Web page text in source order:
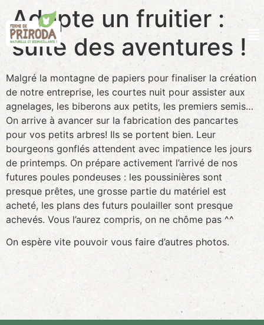
Adopte un fruitier :
suite des aventures !
Malgré la montagne de papiers pour finaliser la création
de notre entreprise, les courtes nuit pour assister aux
agnelages, les biberons aux petits, les premiers semis…
On arrive à avancer sur la fabrication des pancartes
pour vos petits arbres! Ils se portent bien. Leur
bourgeons gonflés attendent avec impatience les jours
de printemps. On prépare activement l’arrivé de nos
futures poules pondeuses : les poussinières sont
presque prêtes, une grosse partie du matériel est
acheté, les plans des futurs poulailler sont presque
achevés. Vous l’aurez compris, on ne chôme pas ^^
On espère vite pouvoir vous faire d’autres photos.